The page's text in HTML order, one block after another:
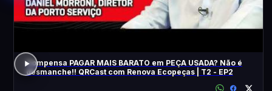
Compensa PAGAR MAIS BARATO em PEÇA USADA? Não é
desmanche!! QRCast com Renova Ecopeças | T2 - EP2